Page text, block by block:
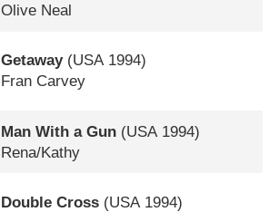
Olive Neal
Getaway(USA1994)
Fran Carvey
Man With a Gun (USA 1994)
Rena/​Kathy
Double Cross (USA 1994)